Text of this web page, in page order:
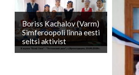
Boriss Kachalov (Varm)
Simferoopoli linna eesti
seltsi aktivist